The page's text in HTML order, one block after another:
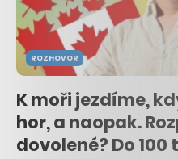
ROZHOVOR
K moři jezdíme,
hor, a naopak.
dovolené? Do